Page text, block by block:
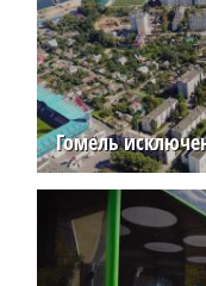
Гомель